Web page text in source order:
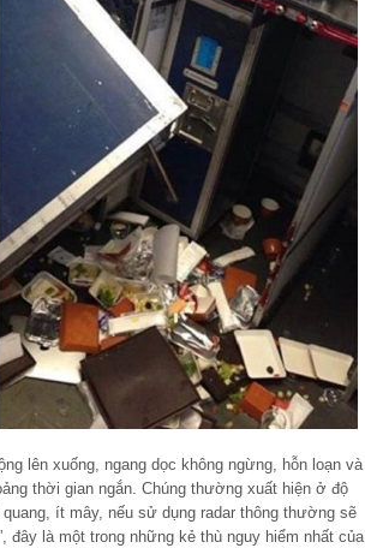
lên xuống, ngang dọc không ngừng, hỗn loạn và
thời gian ngắn. Chúng thường xuất hiện ở độ
ít mây, nếu sử dụng radar thông thường sẽ
đây là một trong những kẻ thù nguy hiểm nhất của